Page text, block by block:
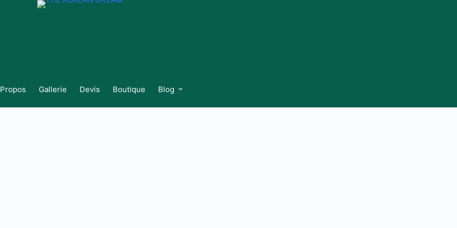
Gallerie Devis Boutique Blog